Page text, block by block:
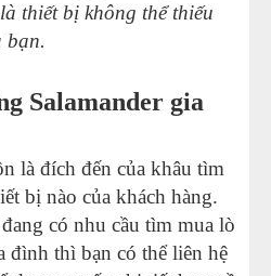
thiết bị không thể thiếu
bạn.
Salamander gia
là đích đến của khâu tìm
bị nào của khách hàng.
có nhu cầu tìm mua lò
đình thì bạn có thể liên hệ